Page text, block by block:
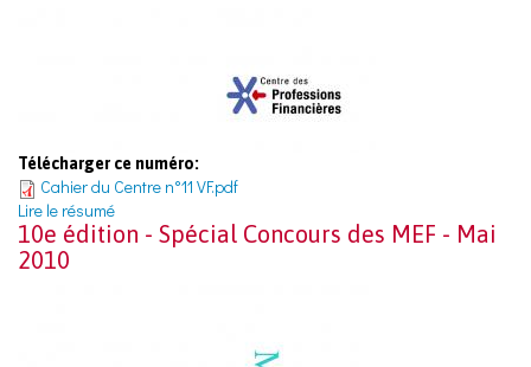
Télécharger ce numéro:
Cahier du Centre n°11 VF.pdf
Lire le résumé
10e édition - Spécial Concours des MEF - Mai
2010